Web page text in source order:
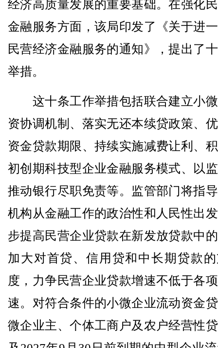
经济高质量发展的重要基础。在强化
金融服务方面，该局印发了《关于进
民营经济金融服务的通知》，提出了
举措。
这十条工作举措包括联合建立小
资协调机制、落实无还本续贷政策、
资金贷款期限、持续实施减费让利、
初创期科技型企业金融服务模式、以
推动银行尽职免责等。监管部门将指
机构从金融工作的政治性和人民性出
步提高民营企业贷款在新发放贷款中
加大对首贷、信用贷和中长期贷款
度，力争民营企业贷款增速不低于各
速。对符合条件的小微企业流动资金
微企业主、个体工商户及农户经营性